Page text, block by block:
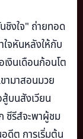
งใจ" ถ่ายทอด
จหันหลังให้กับ
เงินเดือนก้อนโต
ามาสอนมวย
บนสังเวียน
ซีรีส์จะพาผู้ชม
ดีต การเริ่มต้น